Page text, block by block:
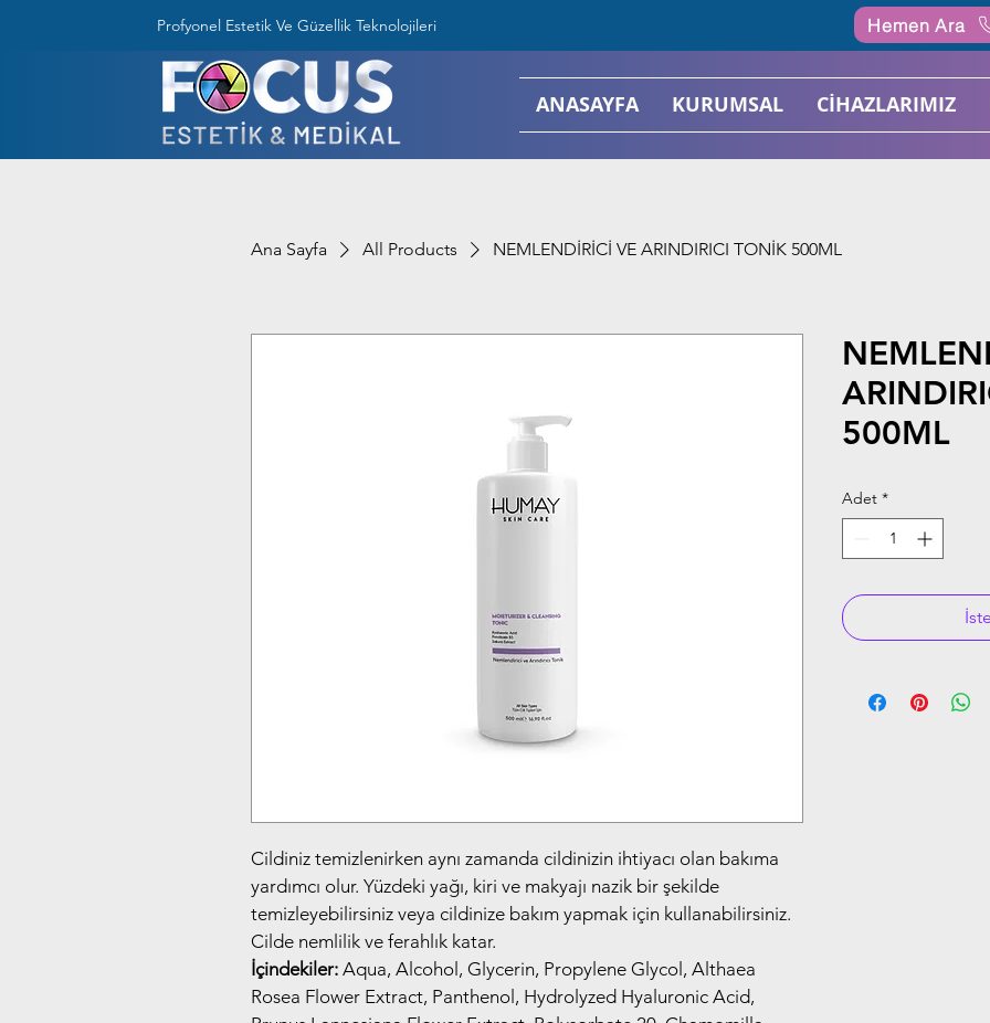
Profyonel Estetik Ve Güzellik Teknolojileri Hemen Ara
ANASAYFA KURUMSAL CİHAZLARIMIZ
Ana Sayfa All Products NEMLENDİRİCİ VE ARINDIRICI TONİK 500ML
Cildiniz temizlenirken aynı zamanda cildinizin ihtiyacı olan bakıma
yardımcı olur. Yüzdeki yağı, kiri ve makyajı nazik bir şekilde
temizleyebilirsiniz veya cildinize bakım yapmak için kullanabilirsiniz.
Cilde nemlilik ve ferahlık katar.
İçindekiler: Aqua, Alcohol, Glycerin, Propylene Glycol, Althaea
Rosea Flower Extract, Panthenol, Hydrolyzed Hyaluronic Acid,
500ML
Adet *